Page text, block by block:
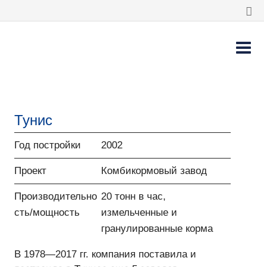
Тунис
Год постройки 2002
Проект Комбикормовый завод
Производительно
сть/мощность
20 тонн в час,
измельченные и
гранулированные корма
В 1978—2017 гг. компания поставила и